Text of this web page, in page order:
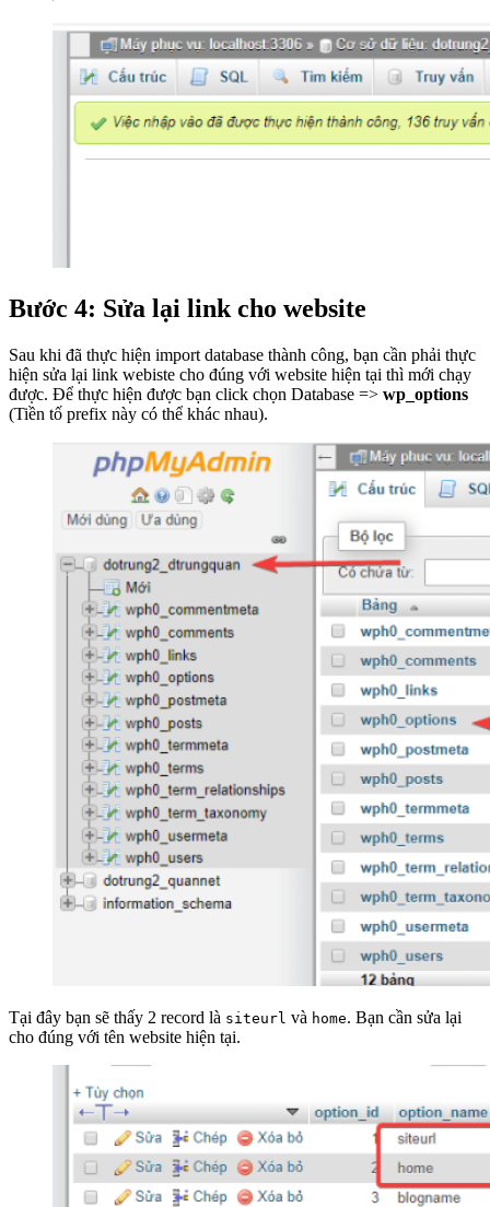
Bước 4: Sửa lại link cho website
Sau khi đã thực hiện import database thành công, bạn cần phải thực
hiện sửa lại link webiste cho đúng với website hiện tại thì mới chạy
được. Để thực hiện được bạn click chọn Database => wp_options
(Tiền tố prefix này có thể khác nhau).
Tại đây bạn sẽ thấy 2 record là siteurl và home. Bạn cần sửa lại
cho đúng với tên website hiện tại.